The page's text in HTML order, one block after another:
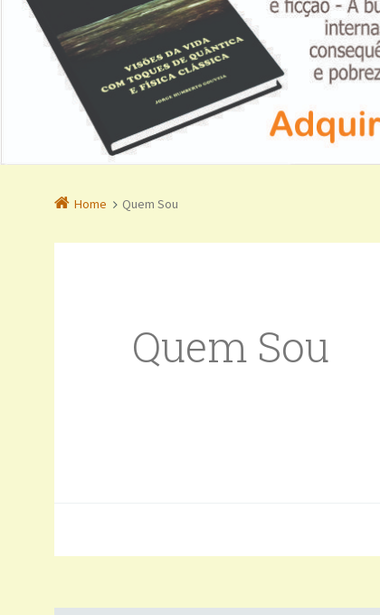
Home Quem Sou
Quem Sou